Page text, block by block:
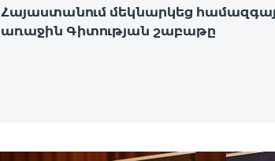
Հայաստանում մեկնարկեց
առաջին Գիտության շաբաթը